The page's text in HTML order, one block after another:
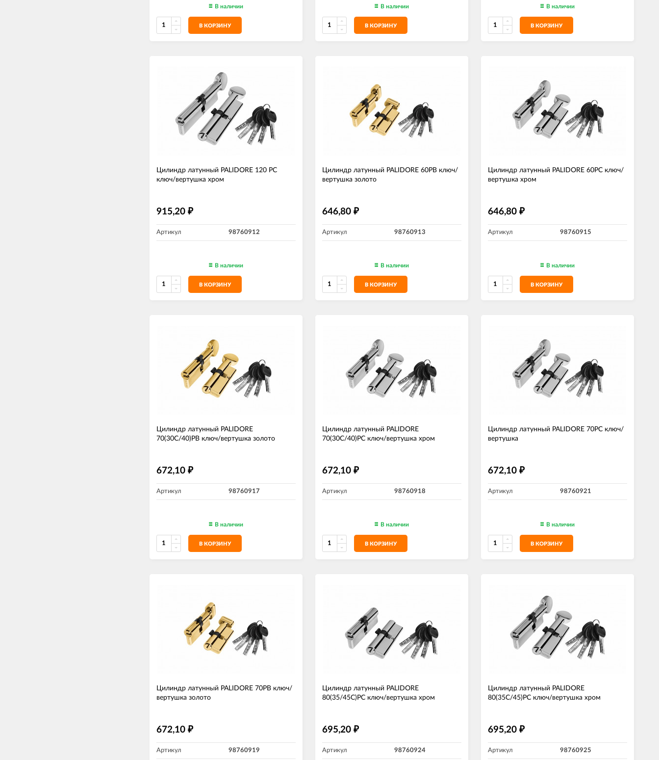
В наличии
В КОРЗИНУ
В наличии
В КОРЗИНУ
В наличии
В КОРЗИНУ
Цилиндр латунный PALIDORE 120 РС
ключ/вертушка хром
915,20 ₽
Артикул 98760912
В наличии
В КОРЗИНУ
Цилиндр латунный PALIDORE 60РВ ключ/
вертушка золото
646,80 ₽
Артикул 98760913
В наличии
В КОРЗИНУ
Цилиндр латунный PALIDORE 60РС ключ/
вертушка хром
646,80 ₽
Артикул 98760915
В наличии
В КОРЗИНУ
Цилиндр латунный PALIDORE
70(30C/40)РВ ключ/вертушка золото
672,10 ₽
Артикул 98760917
В наличии
В КОРЗИНУ
Цилиндр латунный PALIDORE
70(30C/40)РС ключ/вертушка хром
672,10 ₽
Артикул 98760918
В наличии
В КОРЗИНУ
Цилиндр латунный PALIDORE 70РC ключ/
вертушка
672,10 ₽
Артикул 98760921
В наличии
В КОРЗИНУ
Цилиндр латунный PALIDORE 70РВ ключ/
вертушка золото
672,10 ₽
Артикул 98760919
Цилиндр латунный PALIDORE
80(35/45С)РС ключ/вертушка хром
695,20 ₽
Артикул 98760924
Цилиндр латунный PALIDORE
80(35C/45)РС ключ/вертушка хром
695,20 ₽
Артикул 98760925